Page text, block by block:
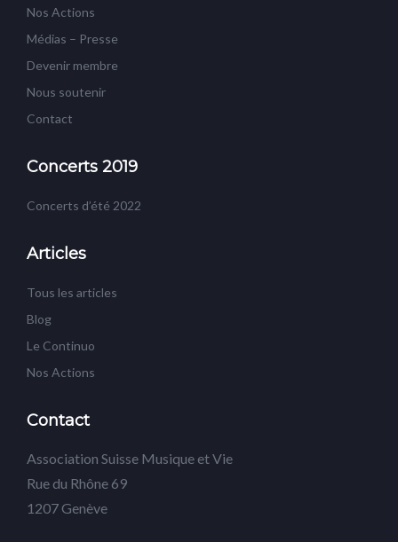
Nos Actions
Médias – Presse
Devenir membre
Nous soutenir
Contact
Concerts 2019
Concerts d’été 2022
Articles
Tous les articles
Blog
Le Continuo
Nos Actions
Contact
Association Suisse Musique et Vie
Rue du Rhône 69
1207 Genève